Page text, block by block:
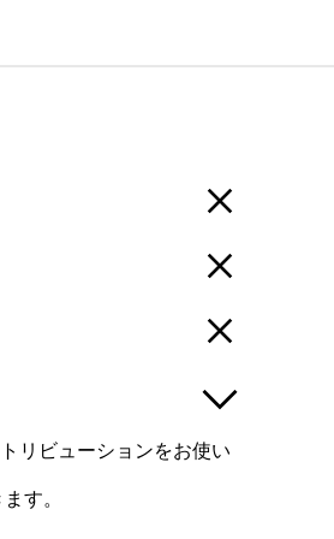
リビューションをお使い
す。